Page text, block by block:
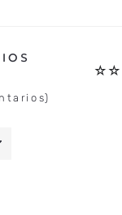
☆ ☆